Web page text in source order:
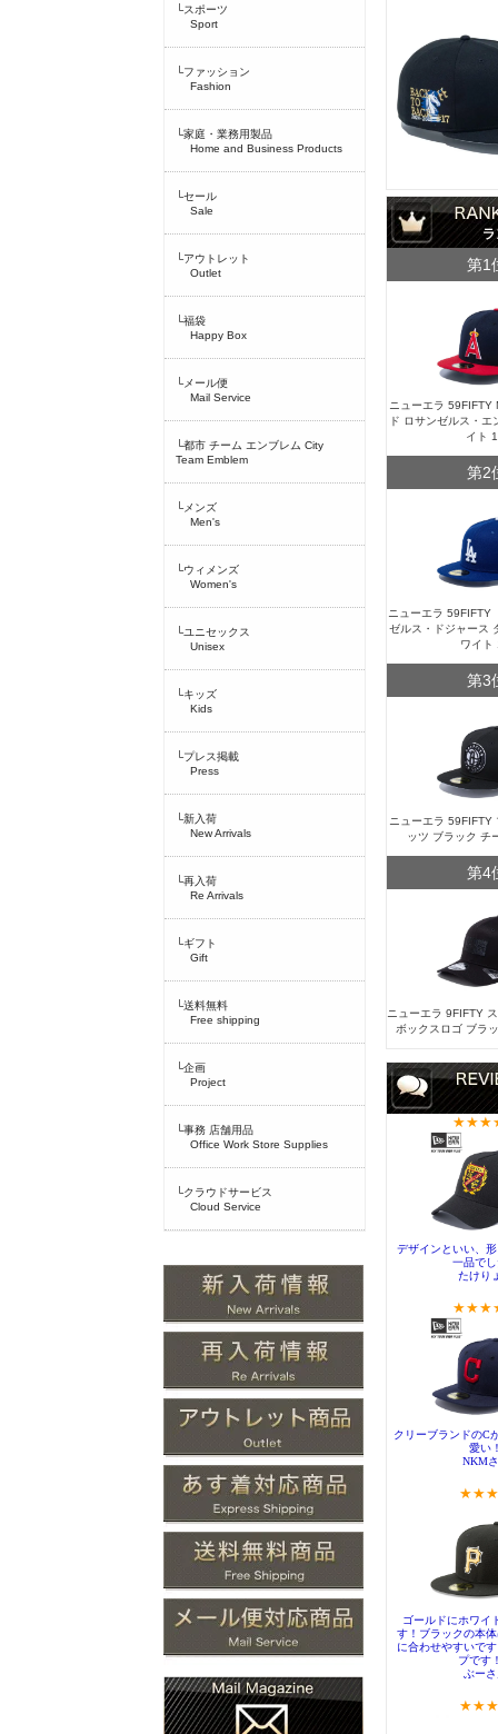
└スポーツ
Sport
└ファッション
Fashion
└家庭・業務用製品
Home and Business Products
└セール
Sale
└アウトレット
Outlet
└福袋
Happy Box
└メール便
Mail Service
└都市 チーム エンブレム City
Team Emblem
└メンズ
Men's
└ウィメンズ
Women's
└ユニセックス
Unisex
└キッズ
Kids
└プレス掲載
Press
└新入荷
New Arrivals
└再入荷
Re Arrivals
└ギフト
Gift
└送料無料
Free shipping
└企画
Project
└事務 店舗用品
Office Work Store Supplies
└クラウドサービス
Cloud Service
第1
ニューエラ 59FIFTY
ド ロサンゼルス・エ
イト
第2
ニューエラ 59FIFTY
ゼルス・ドジャース
ワイト
第3
ニューエラ 59FIFTY
ッツ ブラック チ
第4
ニューエラ 9FIFTY
ボックスロゴ ブラ